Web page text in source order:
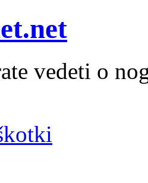
vedeti o